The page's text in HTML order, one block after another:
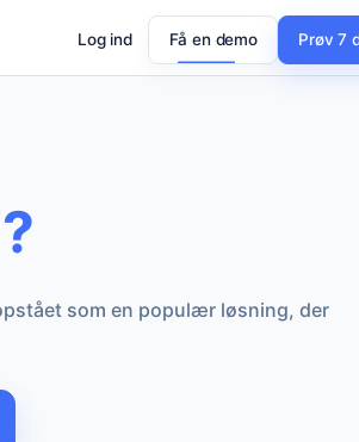
Log ind Få en demo Prøv 7
som en populær løsning, der